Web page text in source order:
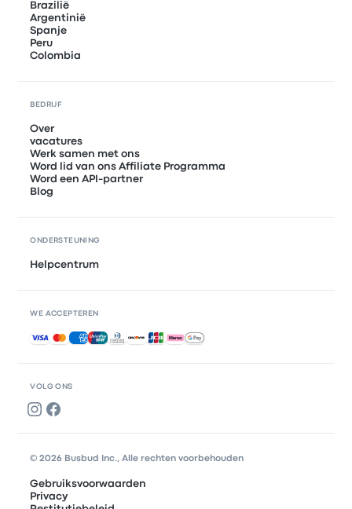
VOLG ONS
Brazilië
Argentinië
Spanje
Peru
Colombia
BEDRIJF
Over
vacatures
Werk samen met ons
Word lid van ons Affiliate Programma
Word een API-partner
Blog
ONDERSTEUNING
Helpcentrum
WE ACCEPTEREN
Geaccepteerde betalingen
© 2026 Busbud Inc., Alle rechten voorbehouden
Gebruiksvoorwaarden
Privacy